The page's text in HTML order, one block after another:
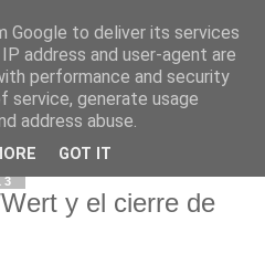
y el cierre de
Google to deliver its services
address and user-agent are
performance and security
service, generate usage
address abuse.
GOT IT